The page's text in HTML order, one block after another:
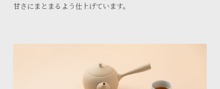
甘さにまとまるよう仕上げています。